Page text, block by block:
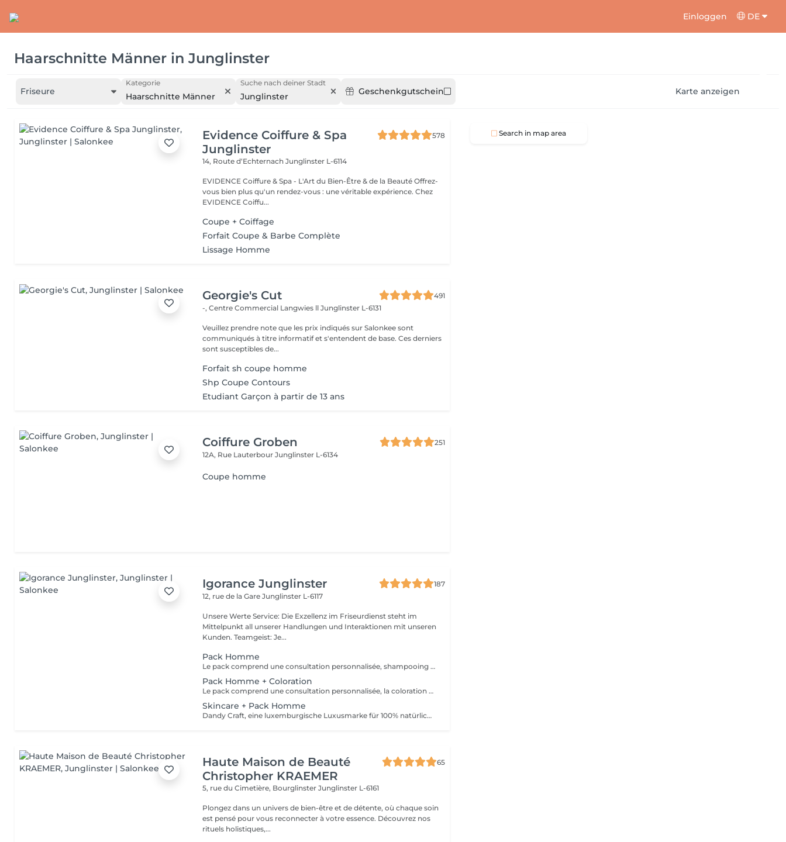
Einloggen DE
Haarschnitte Männer in Junglinster
Friseure
Kategorie
Haarschnitte Männer
Suche nach deiner Stadt
Junglinster Geschenkgutschein Karte anzeigen
Evidence Coiffure & Spa
Junglinster
578
14, Route d‘EchternachJunglinster L-6114
EVIDENCE Coiffure & Spa - L'Art du Bien-Être & de la Beauté Offrez-
vous bien plus qu'un rendez-vous : une véritable expérience. Chez
EVIDENCE Coiffu...
Coupe + Coiffage
Forfait Coupe & Barbe Complète
Lissage Homme
Georgie's Cut
491
-, Centre Commercial Langwies llJunglinster L-6131
Veuillez prendre note que les prix indiqués sur Salonkee sont
communiqués à titre informatif et s'entendent de base. Ces derniers
sont susceptibles de...
Forfait sh coupe homme
Shp Coupe Contours
Etudiant Garçon à partir de 13 ans
Coiffure Groben
251
12A, Rue LauterbourJunglinster L-6134
Coupe homme
Igorance Junglinster
187
12, rue de la GareJunglinster L-6117
Unsere Werte Service: Die Exzellenz im Friseurdienst steht im
Mittelpunkt all unserer Handlungen und Interaktionen mit unseren
Kunden. Teamgeist: Je...
Pack Homme
Le pack comprend une consultation personnalisée, shampooing et conditionneur spécifiques REDKEN, la coupe IGORANCE (finitions sur cheveux secs ) et les produits de styling REDKEN * Tarifs à titre indicatifs à confirmer après la consultation personnalisée établit auprès de votre coiffeur/stylist/spécialiste * La direction se réserve le droit d’apporter des modifications pour le bon fonctionnement du salon
Pack Homme + Coloration
Le pack comprend une consultation personnalisée, la coloration avec les produits LOREAL PROFESSIONNEL , shampooing et conditionneur spécifiques REDKEN , la coupe IGORANCE ( finitions sur cheveux secs) , les produits de styling REDKEN * Tarifs à titre indicatifs à confirmer après la consultation personnalisée établit auprès de votre coiffeur/stylist/spécialiste * La direction se réserve le droit d’apporter des modifications pour le bon fonctionnement du salon
Skincare + Pack Homme
Dandy Craft, eine luxemburgische Luxusmarke für 100% natürliche Gesichtspflegeprodukte. Gesichtspflegeset: Reinigungsmittel angereichert mit Aloe Vera Saft und Ginseng Peeling mit Vitamin C Feuchtigkeitscreme mit Sheabutter + Pack Homme
Haute Maison de Beauté
Christopher KRAEMER
65
5, rue du Cimetière, BourglinsterJunglinster L-6161
Plongez dans un univers de bien-être et de détente, où chaque soin
est pensé pour vous reconnecter à votre essence. Découvrez nos
rituels holistiques,...
Search in map area